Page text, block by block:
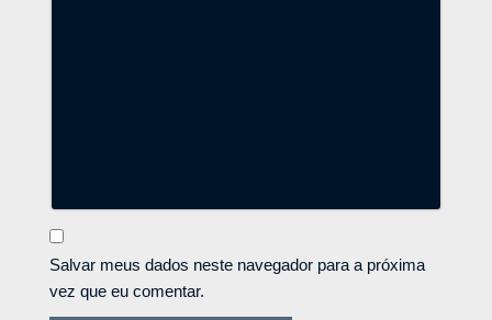
Salvar meus dados neste navegador para a próxima
vez que eu comentar.